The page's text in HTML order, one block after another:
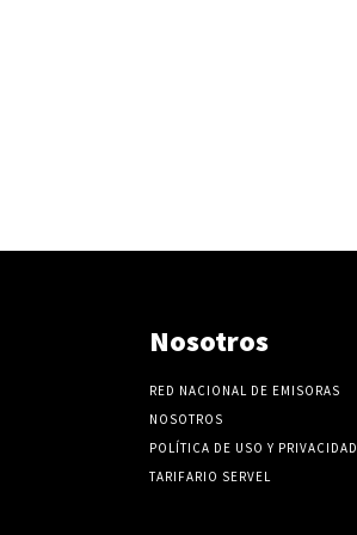
Nosotros
RED NACIONAL DE EMISORAS
NOSOTROS
POLÍTICA DE USO Y PRIVACIDAD
TARIFARIO SERVEL